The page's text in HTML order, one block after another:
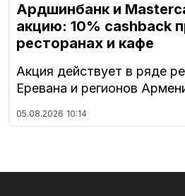
Ардшинбанк и
акцию: 10% cashback
ресторанах и кафе
Акция действует в ряде
Еревана и регионов
05.08.2026 10:14